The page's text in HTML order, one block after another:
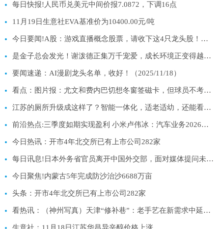
每日快报!人民币兑美元中间价报7.0872，下调16点
11月19日生意社EVA基准价为10400.00元/吨
今日要闻!A股：游戏直播概念股票，请收下这4只龙头股！（11月18日）
是金子总会发光！谢泼德正集万千宠爱，成长环境正变得越来越好！
要闻速递：AI漫剧龙头名单，收好！（2025/11/18）
看点：图片报：尤文和费内巴切想冬窗签磁卡，但球员不考虑提前离队
江苏的厕所升级成这样了？智能一体化，适老适幼，还能看书休憩
前沿热点:三季度如期实现盈利 小米卢伟冰：汽车业务2026年非常有挑战、毛利率或不及今年
今日热讯：开市4年北交所已有上市公司282家
每日讯息!日本外务省官员离开中国外交部，面对媒体提问未给出任何表态
今日聚焦!内蒙古5年完成防沙治沙6688万亩
头条：开市4年北交所已有上市公司282家
看热讯：（神州写真）天津“修补巷”：老手艺在新需求中延续生机补足幸福